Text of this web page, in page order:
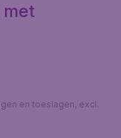
en toeslagen, excl.